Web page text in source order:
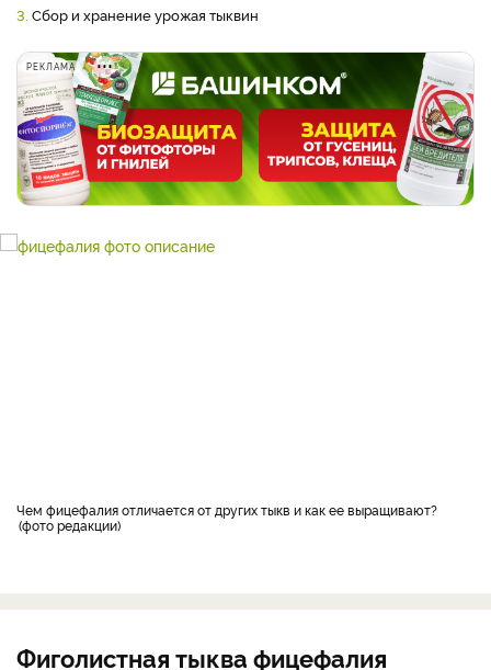
3. Сбор и хранение урожая тыквин
РЕКЛАМА
Чем фицефалия отличается от других тыкв и как ее выращивают?
фото редакции
Фиголистная тыква фицефалия